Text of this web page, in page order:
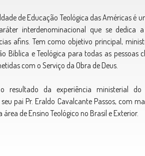
de Educação Teológica das Américas é
interdenominacional que se dedica a
afins. Tem como objetivo principal,
Bíblica e Teológica para todas as pessoas
com o Serviço da Obra de Deus.
resultado da experiência ministerial do
pai Pr. Eraldo Cavalcante Passos, com
área de Ensino Teológico no Brasil e Exterior.